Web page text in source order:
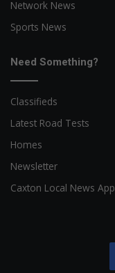
Network News
Sports News
Need Something?
Classifieds
Latest Road Tests
Homes
Newsletter
Caxton Local News App